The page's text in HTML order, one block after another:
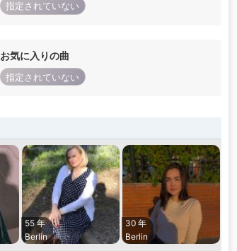
指定されていない
お気に入りの曲
指定されていない
55 年
Berlin
30 年
Berlin